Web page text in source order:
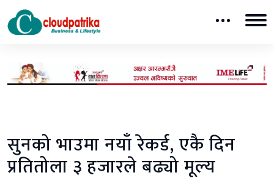
सुनको भाउमा नयाँ रेकर्ड, एकै दिन
प्रतितोला ३ हजारले बढ्यो मूल्य